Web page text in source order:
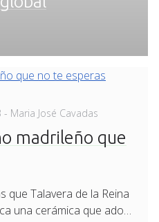
- Maria José Cavadas
madrileño que
que Talavera de la Reina
una cerámica que ado…